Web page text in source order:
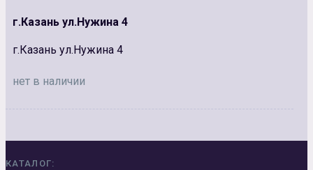
г.Казань ул.Нужина 4
г.Казань ул.Нужина 4
нет в наличии
КАТАЛОГ: